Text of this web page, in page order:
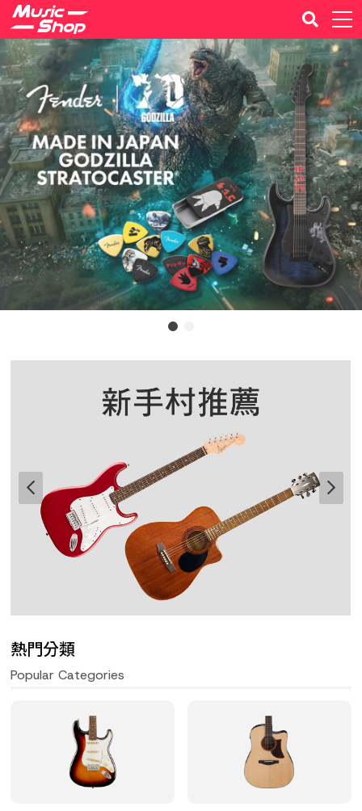
熱門分類
Popular Categories